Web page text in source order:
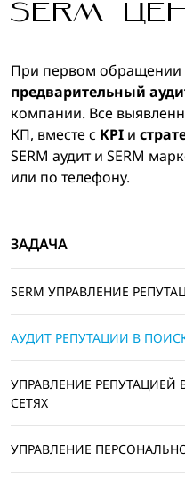
SERM
При первом
предварительный
компании. Все
КП, вместе с KPI и
SERM аудит и SERM
или по телефону.
ЗАДАЧА
SERM УПРАВЛЕНИЕ
АУДИТ РЕПУТАЦИИ В
УПРАВЛЕНИЕ
СЕТЯХ
УПРАВЛЕНИЕ